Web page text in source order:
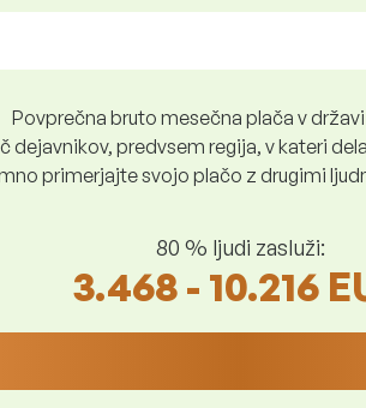
Povprečna bruto mesečna plača v
dejavnikov, predvsem regija, v kateri
primerjajte svojo plačo z drugimi
80 % ljudi zasluži:
3.468 - 10.216